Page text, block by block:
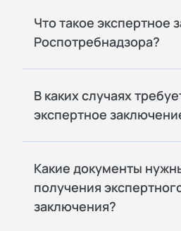
Что такое экспертное
Роспотребнадзора?
В каких случаях
экспертное
Какие документы
получения
заключения?